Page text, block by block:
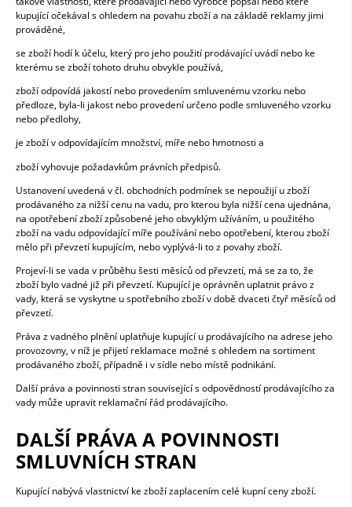
kupující očekával s ohledem na povahu zboží a na základě reklamy jimi
prováděné,
se zboží hodí k účelu, který pro jeho použití prodávající uvádí nebo ke
kterému se zboží tohoto druhu obvykle používá,
zboží odpovídá jakostí nebo provedením smluvenému vzorku nebo
předloze, byla-li jakost nebo provedení určeno podle smluveného vzorku
nebo předlohy,
je zboží v odpovídajícím množství, míře nebo hmotnosti a
zboží vyhovuje požadavkům právních předpisů.
Ustanovení uvedená v čl. obchodních podmínek se nepoužijí u zboží
prodávaného za nižší cenu na vadu, pro kterou byla nižší cena ujednána,
na opotřebení zboží způsobené jeho obvyklým užíváním, u použitého
zboží na vadu odpovídající míře používání nebo opotřebení, kterou zboží
mělo při převzetí kupujícím, nebo vyplývá-li to z povahy zboží.
Projeví-li se vada v průběhu šesti měsíců od převzetí, má se za to, že
zboží bylo vadné již při převzetí. Kupující je oprávněn uplatnit právo z
vady, která se vyskytne u spotřebního zboží v době dvaceti čtyř měsíců od
převzetí.
Práva z vadného plnění uplatňuje kupující u prodávajícího na adrese jeho
provozovny, v níž je přijetí reklamace možné s ohledem na sortiment
prodávaného zboží, případně i v sídle nebo místě podnikání.
Další práva a povinnosti stran související s odpovědností prodávajícího za
vady může upravit reklamační řád prodávajícího.
DALŠÍ PRÁVA A POVINNOSTI
SMLUVNÍCH STRAN
Kupující nabývá vlastnictví ke zboží zaplacením celé kupní ceny zboží.